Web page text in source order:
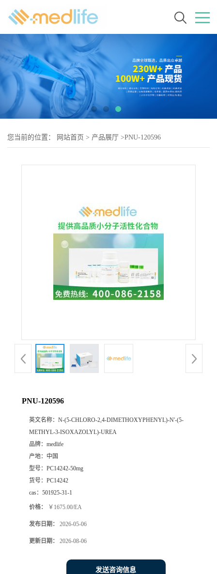
您当前的位置： 网站首页 > 产品展厅 >PNU-120596
PNU-120596
英文名称： N-(5-CHLORO-2,4-DIMETHOXYPHENYL)-N'-(5-
METHYL-3-ISOXAZOLYL)-UREA
品牌： medlife
产地： 中国
型号： PC14242-50mg
货号： PC14242
cas： 501925-31-1
价格： ￥1675.00/EA
发布日期： 2026-05-06
更新日期： 2026-08-06
发送咨询信息